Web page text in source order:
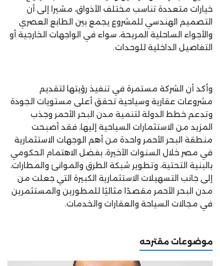
خيارات متعددة تناسب مختلف الأذواق، مشيرا إلى أن
التصميم الهندسي للمشروع يجمع بين الطابع العصري
والأجواء الساحلية المريحة، سواء في الواجهات الخارجية أو
التفاصيل الداخلية للوحدات.
وأكد أن الشركة مستمرة في تنفيذ رؤيتها لتقديم
مشروعات عقارية وسياحية تحقق أعلى مستويات الجودة
وتدعم خطط الدولة لتنمية مدن البحر الأحمر وجذب
المزيد من الاستثمارات السياحية إليها، فقد أصبحت
منطقة البحر الأحمر واحدة من أهم الوجهات الاستثمارية
في مصر خلال السنوات الأخيرة، بفضل الاهتمام الحكومي
بالبنية التحتية، وتطوير شبكة الطرق والموانئ والمطارات،
إلى جانب التسهيلات الاستثمارية الكبيرة التي جعلت من
مدن البحر الأحمر مقصدًا مثاليًا للمطورين والمستثمرين
في مجالات السياحة والعقارات والخدمات.
موضوعات مقترحه